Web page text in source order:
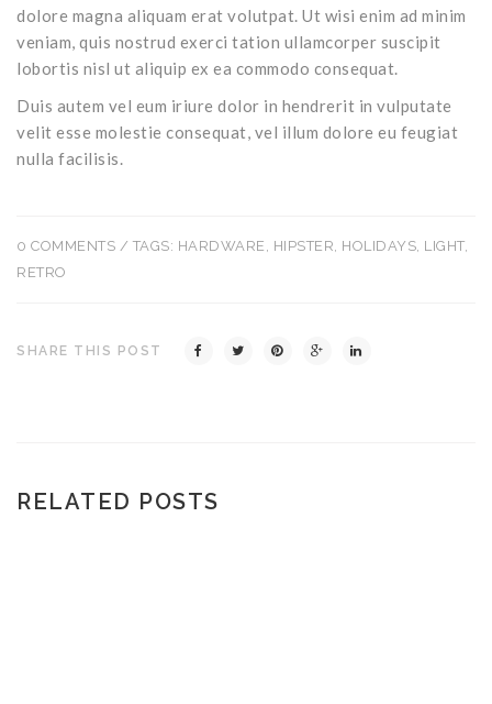
dolore magna aliquam erat volutpat. Ut wisi enim ad minim
veniam, quis nostrud exerci tation ullamcorper suscipit
lobortis nisl ut aliquip ex ea commodo consequat.
Duis autem vel eum iriure dolor in hendrerit in vulputate
velit esse molestie consequat, vel illum dolore eu feugiat
nulla facilisis.
0 COMMENTS / TAGS: HARDWARE HIPSTER HOLIDAYS LIGHT,
RETRO
SHARE THIS POST
RELATED POSTS